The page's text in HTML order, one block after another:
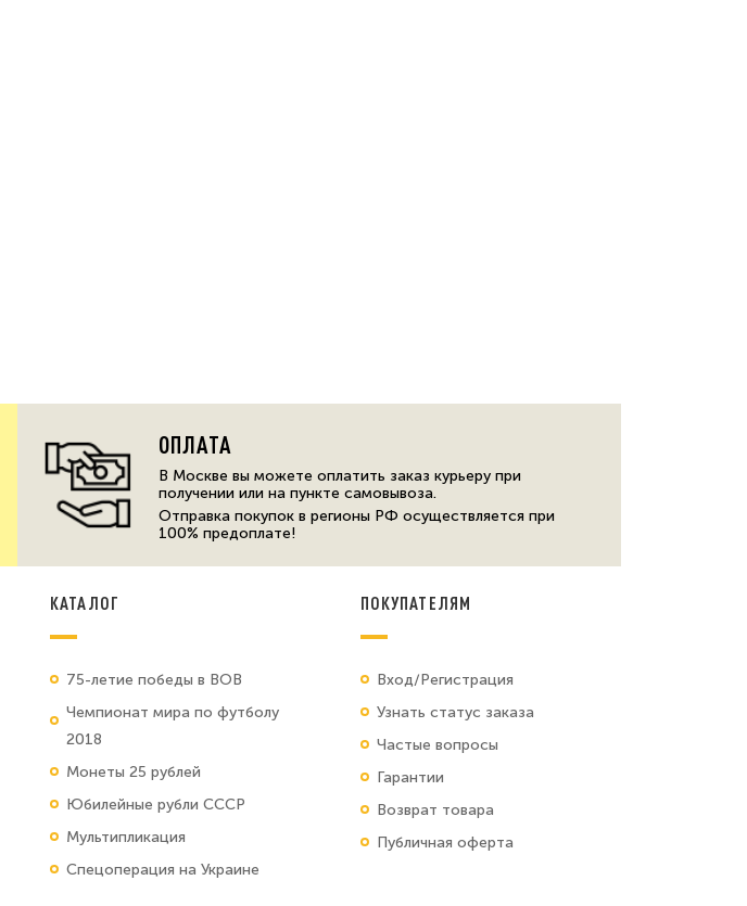
ОПЛАТА
В Москве вы можете оплатить заказ курьеру при
получении или на пункте самовывоза.
Отправка покупок в регионы РФ осуществляется при
100% предоплате!
КАТАЛОГ
75-летие победы в ВОВ
Чемпионат мира по футболу
2018
Монеты 25 рублей
Юбилейные рубли СССР
Мультипликация
Спецоперация на Украине
ПОКУПАТЕЛЯМ
Вход/Регистрация
Узнать статус заказа
Частые вопросы
Гарантии
Возврат товара
Публичная оферта